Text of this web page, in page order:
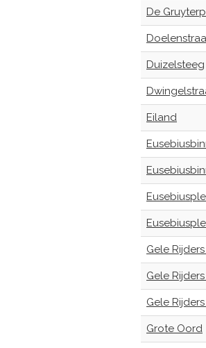
De
Duizelsteeg
Eiland
Gele
Gele
Gele
Grote Oord